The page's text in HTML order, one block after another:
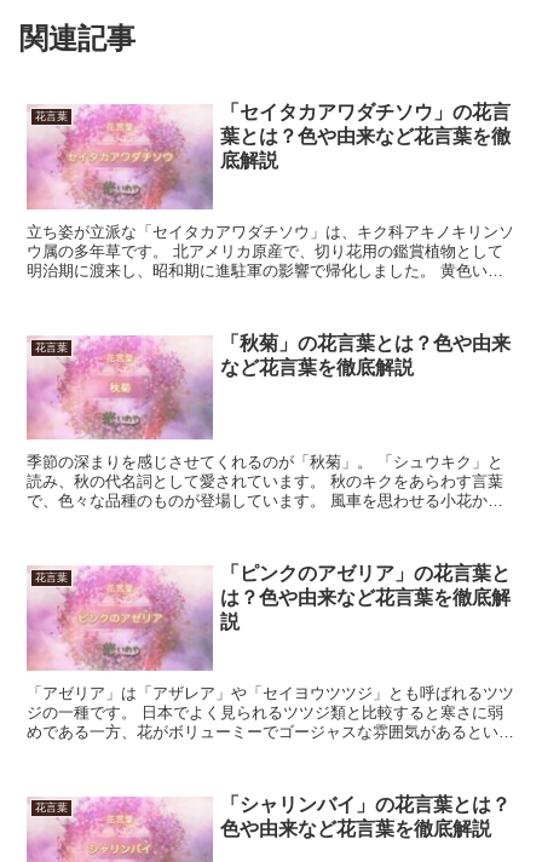
関連記事
花言葉
「セイタカアワダチソウ」の花言
葉とは？色や由来など花言葉を徹
底解説
立ち姿が立派な「セイタカアワダチソウ」は、キク科アキノキリンソ
ウ属の多年草です。 北アメリカ原産で、切り花用の鑑賞植物として
明治期に渡来し、昭和期に進駐軍の影響で帰化しました。 黄色い花
花言葉
「秋菊」の花言葉とは？色や由来
など花言葉を徹底解説
季節の深まりを感じさせてくれるのが「秋菊」。 「シュウキク」と
読み、秋の代名詞として愛されています。 秋のキクをあらわす言葉
で、色々な品種のものが登場しています。 風車を思わせる小花か
花言葉
「ピンクのアゼリア」の花言葉と
は？色や由来など花言葉を徹底解
説
「アゼリア」は「アザレア」や「セイヨウツツジ」とも呼ばれるツツ
ジの一種です。 日本でよく見られるツツジ類と比較すると寒さに弱
めである一方、花がボリューミーでゴージャスな雰囲気があるという
花言葉
「シャリンバイ」の花言葉とは？
色や由来など花言葉を徹底解説